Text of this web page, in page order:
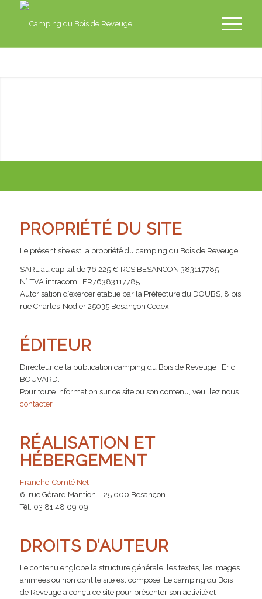
PROPRIÉTÉ DU SITE
Le présent site est la propriété du camping du Bois de Reveuge.
SARL au capital de 76 225 € RCS BESANCON 383117785
N° TVA intracom : FR76383117785
Autorisation d’exercer établie par la Préfecture du DOUBS, 8 bis
rue Charles-Nodier 25035 Besançon Cedex
ÉDITEUR
Directeur de la publication camping du Bois de Reveuge : Eric
BOUVARD.
Pour toute information sur ce site ou son contenu, veuillez nous
contacter.
RÉALISATION ET
HÉBERGEMENT
Franche-Comté Net
6, rue Gérard Mantion – 25 000 Besançon
Tél. 03 81 48 09 09
DROITS D’AUTEUR
Le contenu englobe la structure générale, les textes, les images
animées ou non dont le site est composé. Le camping du Bois
de Reveuge a conçu ce site pour présenter son activité et